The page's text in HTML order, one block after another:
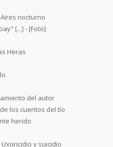
nocturno
[...] - [Foto]
Heras
del autor
los cuentos del tío
herido
y suicidio